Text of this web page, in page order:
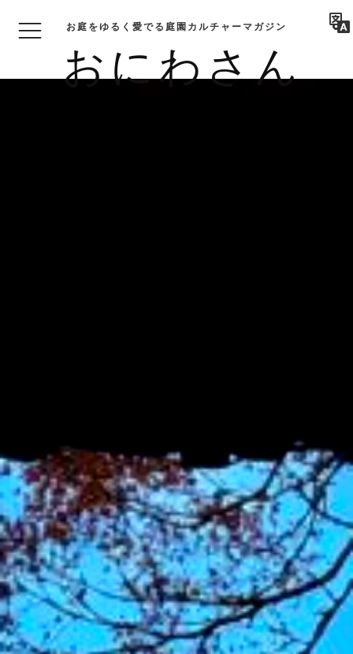
おにわさん
お庭をゆるく愛でる庭園カルチャーマガジン